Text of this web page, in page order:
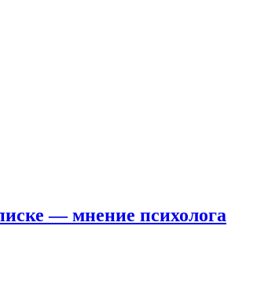
— мнение психолога